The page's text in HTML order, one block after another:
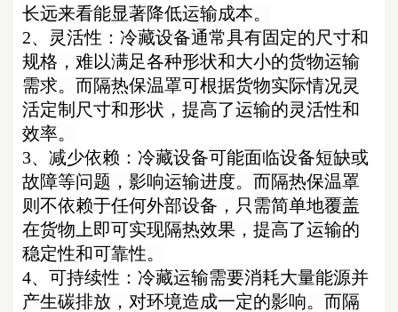
长远来看能显著降低运输成本。
2、 灵活性： 冷藏设备通常具有固定的尺寸和
规格，难以满足各种形状和大小的货物运输
需求。而隔热保温罩可根据货物实际情况灵
活定制尺寸和形状，提高了运输的灵活性和
效率。
3、 减少依赖： 冷藏设备可能面临设备短缺或
故障等问题，影响运输进度。而隔热保温罩
则不依赖于任何外部设备，只需简单地覆盖
在货物上即可实现隔热效果，提高了运输的
稳定性和可靠性。
4、 可持续性： 冷藏运输需要消耗大量能源并
产生碳排放，对环境造成一定的影响。而隔